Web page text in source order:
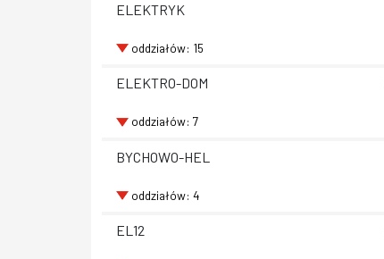
ELEKTRYK
oddziałów: 15
ELEKTRO-DOM
oddziałów: 7
BYCHOWO-HEL
oddziałów: 4
EL12